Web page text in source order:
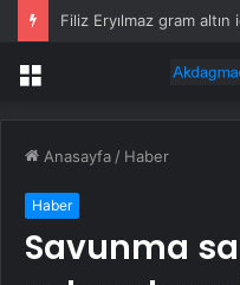
Menü
Anasayfa / Haber
Haber
Savunma